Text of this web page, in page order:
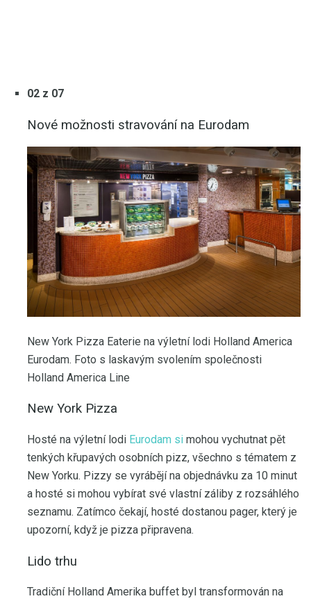
02 z 07
Nové možnosti stravování na Eurodam
New York Pizza Eaterie na výletní lodi Holland America
Eurodam. Foto s laskavým svolením společnosti
Holland America Line
New York Pizza
Hosté na výletní lodi Eurodam si mohou vychutnat pět
tenkých křupavých osobních pizz, všechno s tématem z
New Yorku. Pizzy se vyrábějí na objednávku za 10 minut
a hosté si mohou vybírat své vlastní záliby z rozsáhlého
seznamu. Zatímco čekají, hosté dostanou pager, který je
upozorní, když je pizza připravena.
Lido trhu
Tradiční Holland Amerika buffet byl transformován na